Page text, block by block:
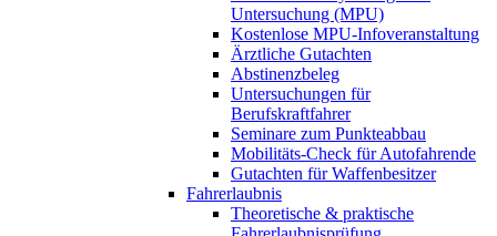
Untersuchung (MPU)
Kostenlose MPU-Infoveranstaltung
Ärztliche Gutachten
Abstinenzbeleg
Untersuchungen für
Berufskraftfahrer
Seminare zum Punkteabbau
Mobilitäts-Check für Autofahrende
Gutachten für Waffenbesitzer
Fahrerlaubnis
Theoretische & praktische